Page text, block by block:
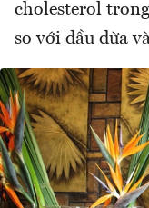
cholesterol
so với dầu dừa